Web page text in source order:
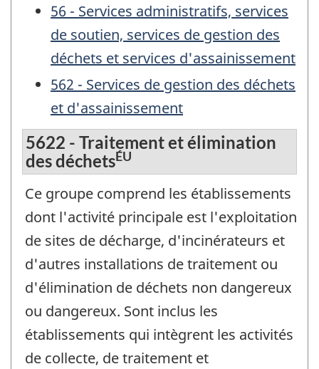
56 - Services administratifs, services
de soutien, services de gestion des
déchets et services d'assainissement
562 - Services de gestion des déchets
et d'assainissement
5622 - Traitement et élimination
des déchetsÉU
Ce groupe comprend les établissements
dont l'activité principale est l'exploitation
de sites de décharge, d'incinérateurs et
d'autres installations de traitement ou
d'élimination de déchets non dangereux
ou dangereux. Sont inclus les
établissements qui intègrent les activités
de collecte, de traitement et